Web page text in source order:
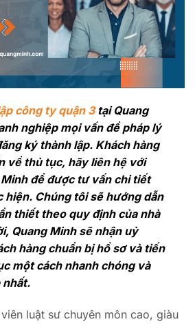
công ty quận 3tại Quang
nghiệp mọi vấn đề pháp lý
ký thành lập. Khách hàng
về thủ tục, hãy liên hệ với
để được tư vấn chi tiết
Chúng tôi sẽ hướng dẫn
thiết theo quy định của nhà
Quang Minh sẽ nhận uỷ
hàng chuẩn bị hồ sơ và tiến
một cách nhanh chóng và
nhất.
luật sư chuyên môn cao, giàu